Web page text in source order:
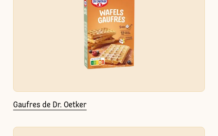
Gaufres de Dr. Oetker